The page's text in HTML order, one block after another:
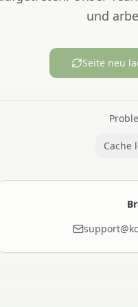
und
Seite neu
Cache